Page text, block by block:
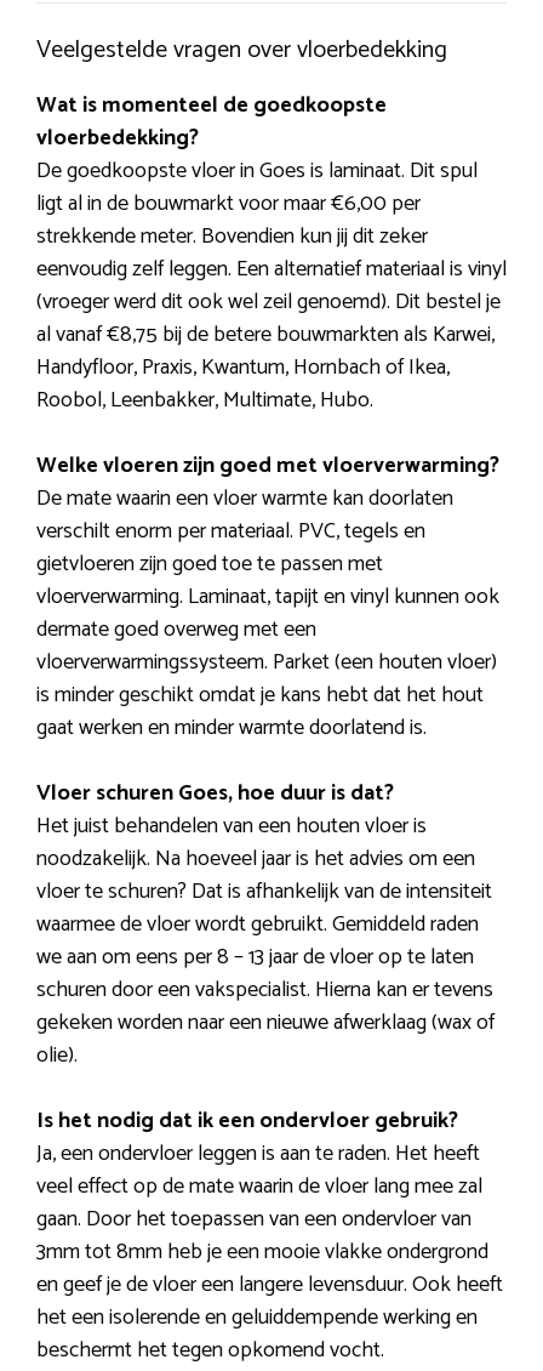
Veelgestelde vragen over vloerbedekking
Wat is momenteel de goedkoopste
vloerbedekking?
De goedkoopste vloer in Goes is laminaat. Dit spul
ligt al in de bouwmarkt voor maar €6,00 per
strekkende meter. Bovendien kun jij dit zeker
eenvoudig zelf leggen. Een alternatief materiaal is vinyl
(vroeger werd dit ook wel zeil genoemd). Dit bestel je
al vanaf €8,75 bij de betere bouwmarkten als Karwei,
Handyfloor, Praxis, Kwantum, Hornbach of Ikea,
Roobol, Leenbakker, Multimate, Hubo.
Welke vloeren zijn goed met vloerverwarming?
De mate waarin een vloer warmte kan doorlaten
verschilt enorm per materiaal. PVC, tegels en
gietvloeren zijn goed toe te passen met
vloerverwarming. Laminaat, tapijt en vinyl kunnen ook
dermate goed overweg met een
vloerverwarmingssysteem. Parket (een houten vloer)
is minder geschikt omdat je kans hebt dat het hout
gaat werken en minder warmte doorlatend is.
Vloer schuren Goes, hoe duur is dat?
Het juist behandelen van een houten vloer is
noodzakelijk. Na hoeveel jaar is het advies om een
vloer te schuren? Dat is afhankelijk van de intensiteit
waarmee de vloer wordt gebruikt. Gemiddeld raden
we aan om eens per 8 – 13 jaar de vloer op te laten
schuren door een vakspecialist. Hierna kan er tevens
gekeken worden naar een nieuwe afwerklaag (wax of
olie).
Is het nodig dat ik een ondervloer gebruik?
Ja, een ondervloer leggen is aan te raden. Het heeft
veel effect op de mate waarin de vloer lang mee zal
gaan. Door het toepassen van een ondervloer van
3mm tot 8mm heb je een mooie vlakke ondergrond
en geef je de vloer een langere levensduur. Ook heeft
het een isolerende en geluiddempende werking en
beschermt het tegen opkomend vocht.